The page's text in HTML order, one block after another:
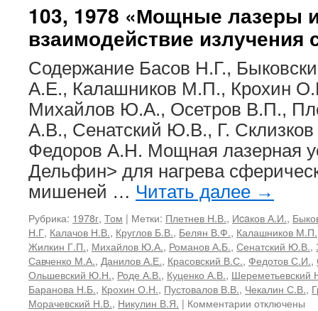
103, 1978 «Мощные лазеры
взаимодействие излучения
Содержание Басов Н.Г.,
А.Е., Калашников М.П., Крохин
Михайлов Ю.А., Осетров В.П.,
А.В., Сенатский Ю.В., Г.
Федоров А.Н. Мощная лазерная
Дельфин> для нагрева
мишеней … Читать далее →
Рубрика: 1978г, Том | Метки: Плетнев Н.В., Иcaков А.И.,
Н.Г, Калачов Н.В., Круглов Б.В., Белян В.Ф., Калашников М.П.
Жилкин Г.П., Михайлов Ю.А., Романов А.Б., Сенатский Ю.В.,
Савченко М.А., Данилов А.Е., Красовский В.С., Федотов С.И.,
Ольшевский Ю.Н., Роде А.В., Куценко А.В., Шереметьевский
Баранова Н.Б., Крохин О.Н., Пустовалов В.В., Чекалин С.В.,
Морачевский Н.В., Никулин В.Я. | Комментарии котключены